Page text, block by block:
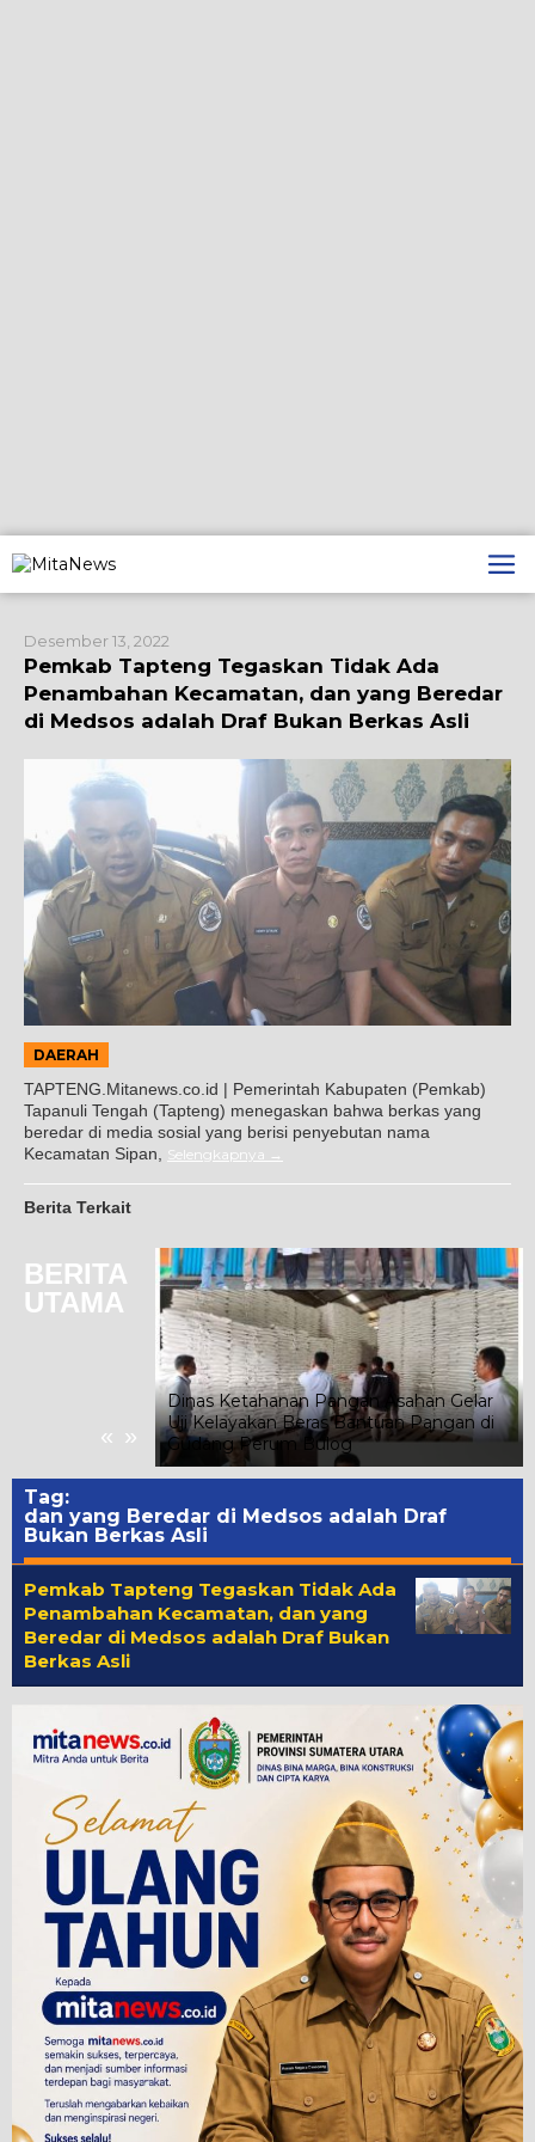
ke
konten
Desember 13, 2022
Pemkab Tapteng Tegaskan Tidak Ada
Penambahan Kecamatan, dan yang Beredar
di Medsos adalah Draf Bukan Berkas Asli
DAERAH
TAPTENG.Mitanews.co.id | Pemerintah Kabupaten (Pemkab)
Tapanuli Tengah (Tapteng) menegaskan bahwa berkas yang
beredar di media sosial yang berisi penyebutan nama
Kecamatan Sipan, Selengkapnya
Berita Terkait
BERITA
UTAMA
« »
Dinas Ketahanan Pangan Asahan Gelar
Uji Kelayakan Beras Bantuan Pangan di
Gudang Perum Bulog
Tag:
dan yang Beredar di Medsos adalah Draf
Bukan Berkas Asli
Pemkab Tapteng Tegaskan Tidak Ada
Penambahan Kecamatan, dan yang
Beredar di Medsos adalah Draf Bukan
Berkas Asli